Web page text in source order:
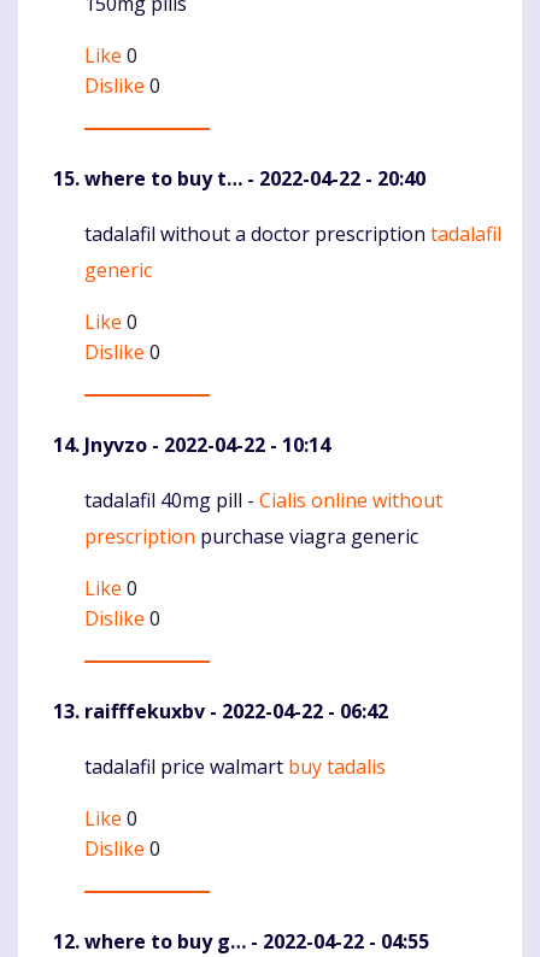
Like 0
Dislike 0
where to buy t… - 2022-04-22 - 20:40
Komentaras
tadalafil without a doctor prescription tadalafil
generic
Like 0
Dislike 0
Jnyvzo - 2022-04-22 - 10:14
Komentaras
tadalafil 40mg pill - Cialis online without
prescription purchase viagra generic
Like 0
Dislike 0
raifffekuxbv - 2022-04-22 - 06:42
Komentaras
tadalafil price walmart buy tadalis
Like 0
Dislike 0
where to buy g… - 2022-04-22 - 04:55